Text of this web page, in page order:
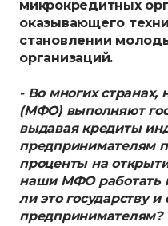
микрокредитных
оказывающего
становлении
организаций.
- Во многих
(МФО) выполняют
выдавая кредиты
предпринимателям
проценты на
наши МФО работать
ли это государству
предпринимателям?